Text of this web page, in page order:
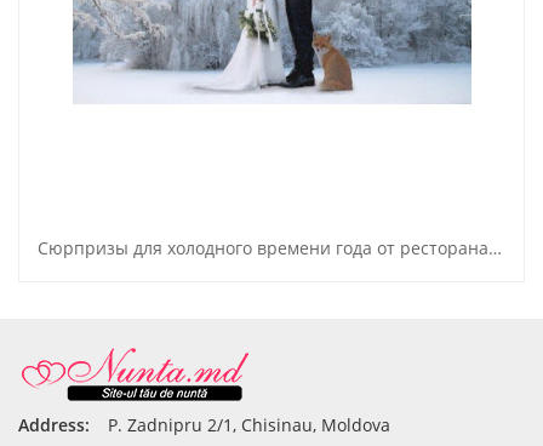
Сюрпризы для холодного времени года от ресторана Eventus!
Address:
P. Zadnipru 2/1, Chisinau, Moldova